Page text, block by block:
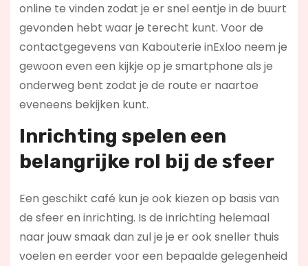
online te vinden zodat je er snel eentje in de buurt
gevonden hebt waar je terecht kunt. Voor de
contactgegevens van Kabouterie inExloo neem je
gewoon even een kijkje op je smartphone als je
onderweg bent zodat je de route er naartoe
eveneens bekijken kunt.
Inrichting spelen een
belangrijke rol bij de sfeer
Een geschikt café kun je ook kiezen op basis van
de sfeer en inrichting. Is de inrichting helemaal
naar jouw smaak dan zul je je er ook sneller thuis
voelen en eerder voor een bepaalde gelegenheid